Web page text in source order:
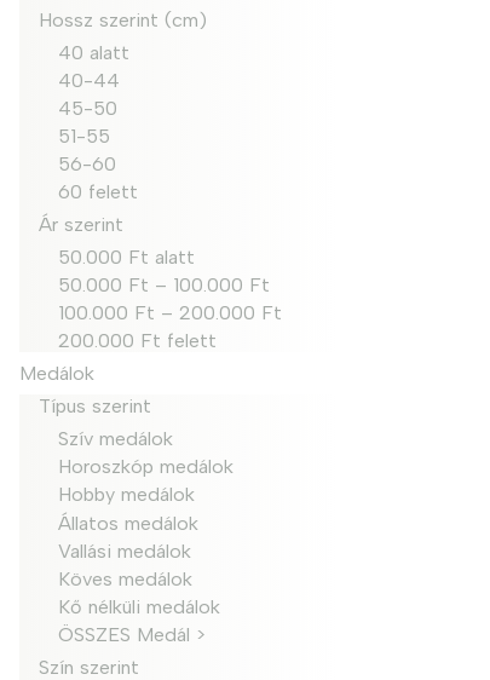
Hossz szerint (cm)
40 alatt
40-44
45-50
51-55
56-60
60 felett
Ár szerint
50.000 Ft alatt
50.000 Ft – 100.000 Ft
100.000 Ft – 200.000 Ft
200.000 Ft felett
Medálok
Típus szerint
Szív medálok
Horoszkóp medálok
Hobby medálok
Állatos medálok
Vallási medálok
Köves medálok
Kő nélküli medálok
ÖSSZES Medál >
Szín szerint